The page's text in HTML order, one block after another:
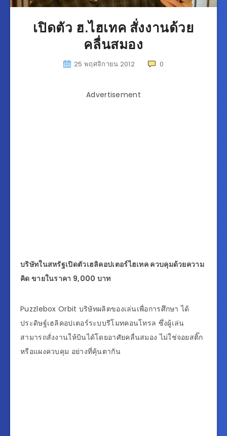
เปิดตัว ฮ.ไฮเทค สั่งงานด้วย
คลื่นสมอง
25 พฤศจิกายน 2012 0
Advertisement
บริษัทในสหรัฐเปิดตัวเฮลิคอปเตอร์ไฮเทค ควบคุมด้วยความ
คิด ขายในราคา 9,000 บาท
Puzzlebox Orbit บริษัทผลิตของเล่นเพื่อการศึกษา ได้
ประดิษฐ์เฮลิคอปเตอร์ระบบรีโมทคอนโทรล ซึ่งผู้เล่น
สามารถสั่งงานให้บินได้โดยอาศัยคลื่นสมอง ไม่ใช่จอยสติ๊ก
หรือแผงควบคุม อย่างที่คุ้นตากัน